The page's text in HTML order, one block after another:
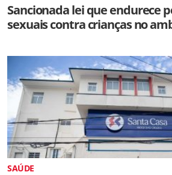
Sancionada lei que endurece
sexuais contra crianças no
SAÚDE